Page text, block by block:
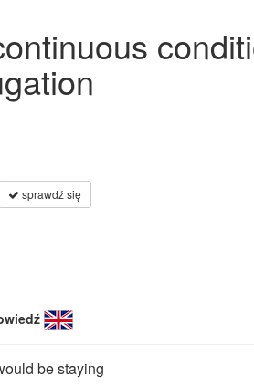
sprawdź się
be staying